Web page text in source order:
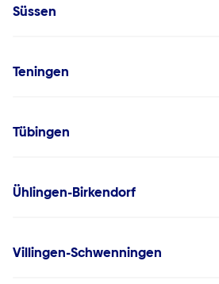
Süssen
Teningen
Tübingen
Ühlingen-Birkendorf
Villingen-Schwenningen